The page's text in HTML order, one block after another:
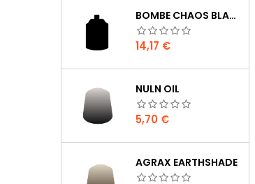
BOMBE CHAOS BLACK
Preis
14,17 €
NULN OIL
Preis
5,70 €
AGRAX EARTHSHADE